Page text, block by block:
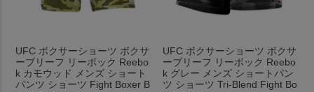
UFC ボクサーショーツ ボクサ
ーブリーフ リーボック Reebo
k カモウッド メンズ ショート
パンツ ショーツ Fight Boxer B
UFC ボクサーショーツ ボクサ
ーブリーフ リーボック Reebo
k グレー メンズ ショートパン
ツ ショーツ Tri-Blend Fight Bo